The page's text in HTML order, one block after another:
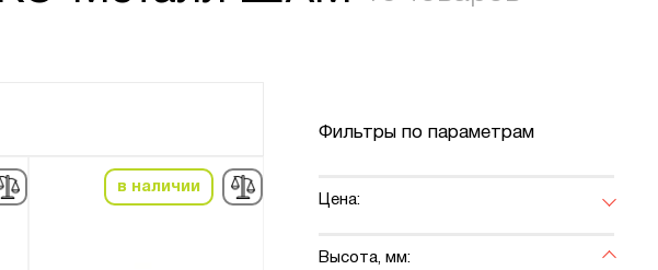
в наличии
Фильтры по параметрам
Цена:
Высота, мм: